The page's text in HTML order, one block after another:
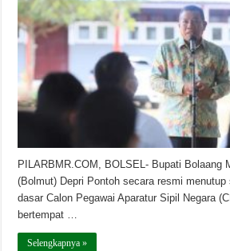
PILARBMR.COM, BOLSEL- Bupati Bolaang
(Bolmut) Depri Pontoh secara resmi
dasar Calon Pegawai Aparatur Sipil Negara
bertempat …
Selengkapnya »